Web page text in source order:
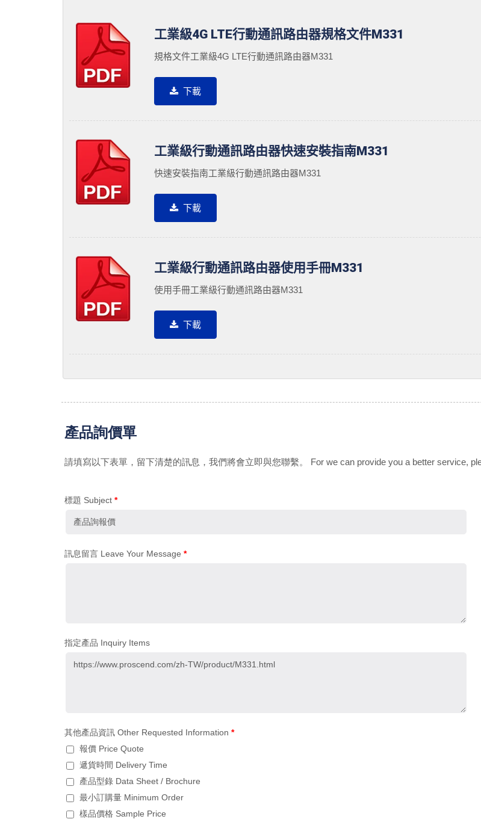
工業級4G LTE行動通訊路由器規格文件M331
規格文件工業級4G LTE行動通訊路由器M331
下載
工業級行動通訊路由器快速安裝指南M331
快速安裝指南工業級行動通訊路由器M331
下載
工業級行動通訊路由器使用手冊M331
使用手冊工業級行動通訊路由器M331
下載